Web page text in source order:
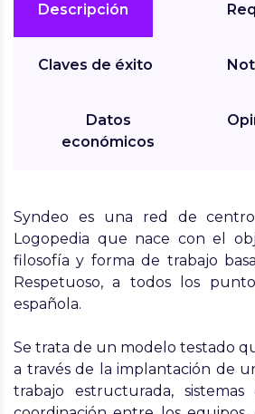
Descripción
Claves de éxito
Datos
económicos
Syndeo es una red de
Logopedia que nace con el
filosofía y forma de trabajo
Respetuoso, a todos los
española.
Se trata de un modelo testado
a través de la implantación de
trabajo estructurada,